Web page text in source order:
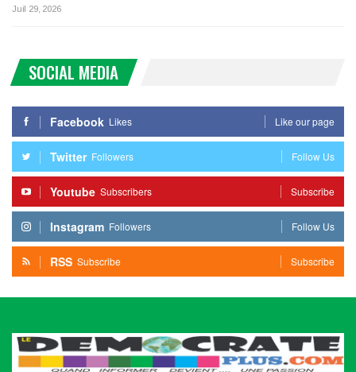
Juil 29, 2026
SOCIAL MEDIA
Facebook Likes Like our page
Twitter Followers Follow Us
Youtube Subscribers Subscribe
Instagram Followers Follow Us
RSS Subscribe Subscribe